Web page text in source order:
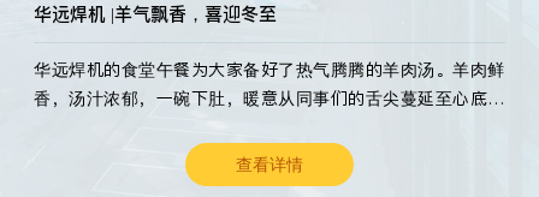
华远焊机 |羊气飘香，喜迎冬至
华远焊机的食堂午餐为大家备好了热气腾腾的羊肉汤。羊肉鲜
香，汤汁浓郁，一碗下肚，暖意从同事们的舌尖蔓延至心底。
查看详情